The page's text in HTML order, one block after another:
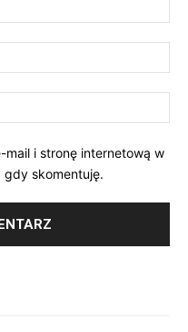
i stronę internetową w
skomentuję.